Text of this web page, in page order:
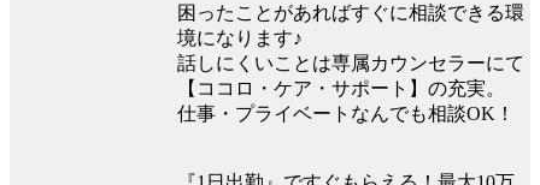
困ったことがあればすぐに相談できる環
境になります♪
話しにくいことは専属カウンセラーにて
【ココロ・ケア・サポート】の充実。
仕事・プライベートなんでも相談OK！